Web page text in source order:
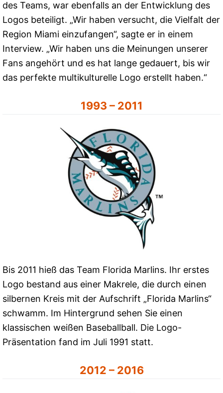
des Teams, war ebenfalls an der Entwicklung des
Logos beteiligt. „Wir haben versucht, die Vielfalt der
Region Miami einzufangen“, sagte er in einem
Interview. „Wir haben uns die Meinungen unserer
Fans angehört und es hat lange gedauert, bis wir
das perfekte multikulturelle Logo erstellt haben.“
1993 – 2011
Bis 2011 hieß das Team Florida Marlins. Ihr erstes
Logo bestand aus einer Makrele, die durch einen
silbernen Kreis mit der Aufschrift „Florida Marlins“
schwamm. Im Hintergrund sehen Sie einen
klassischen weißen Baseballball. Die Logo-
Präsentation fand im Juli 1991 statt.
2012 – 2016